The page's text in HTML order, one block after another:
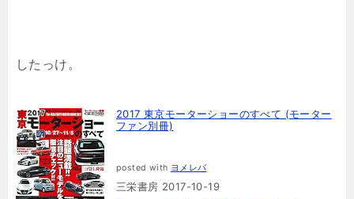
したっけ。
2017 東京モーターショーのすべて (モーター
ファン別冊)
posted with ヨメレバ
三栄書房 2017-10-19